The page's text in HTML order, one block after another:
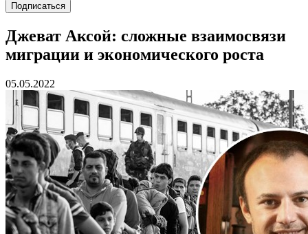
Подписаться
Джеват Аксой: сложные взаимосвязи
миграции и экономического роста
05.05.2022